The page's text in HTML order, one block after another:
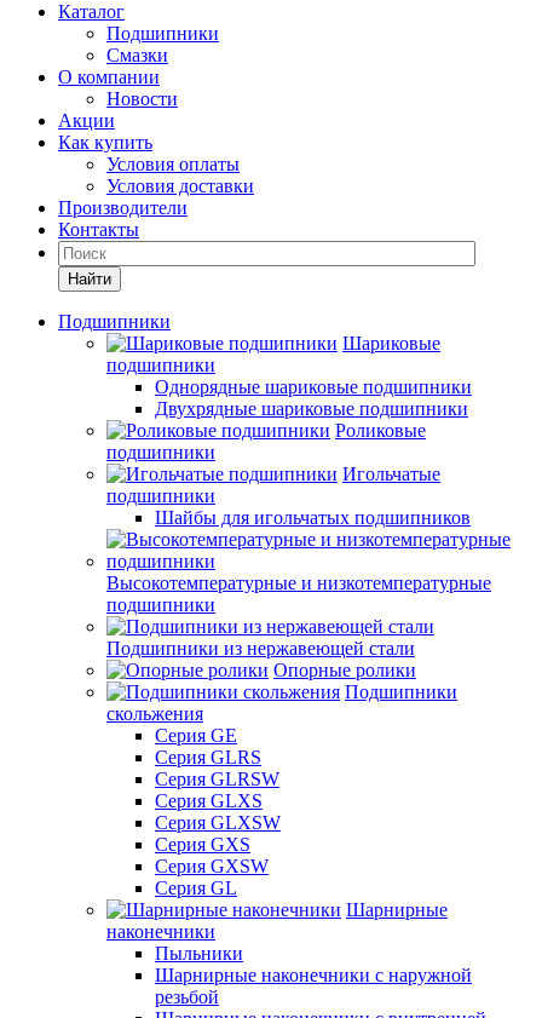
Каталог
Подшипники
Смазки
О компании
Новости
Акции
Как купить
Условия оплаты
Условия доставки
Производители
Контакты
Найти
Подшипники
Шариковые
подшипники
Однорядные шариковые подшипники
Двухрядные шариковые подшипники
Роликовые
подшипники
Игольчатые
подшипники
Шайбы для игольчатых подшипников
Высокотемпературные и низкотемпературные
подшипники
Подшипники из нержавеющей стали
Опорные ролики
Подшипники
скольжения
Серия GE
Серия GLRS
Серия GLRSW
Серия GLXS
Серия GLXSW
Серия GXS
Серия GXSW
Серия GL
Шарнирные
наконечники
Пыльники
Шарнирные наконечники с наружной
резьбой